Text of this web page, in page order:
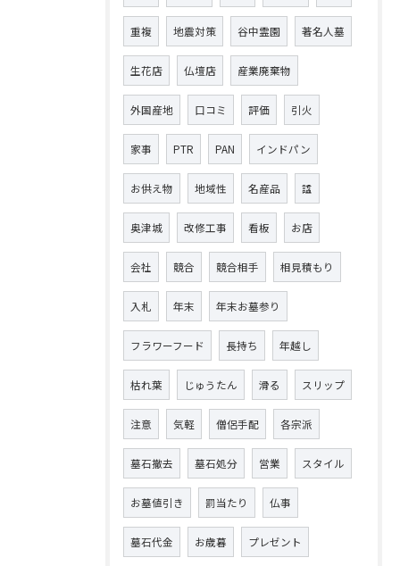
重複 地震対策 谷中霊園 著名人墓
生花店 仏壇店 産業廃棄物
外国産地 口コミ 評価 引火
家事 PTR PAN インドパン
お供え物 地域性 名産品 諡
奥津城 改修工事 看板 お店
会社 競合 競合相手 相見積もり
入札 年末 年末お墓参り
フラワーフード 長持ち 年越し
枯れ葉 じゅうたん 滑る スリップ
注意 気軽 僧侶手配 各宗派
墓石撤去 墓石処分 営業 スタイル
お墓値引き 罰当たり 仏事
墓石代金 お歳暮 プレゼント